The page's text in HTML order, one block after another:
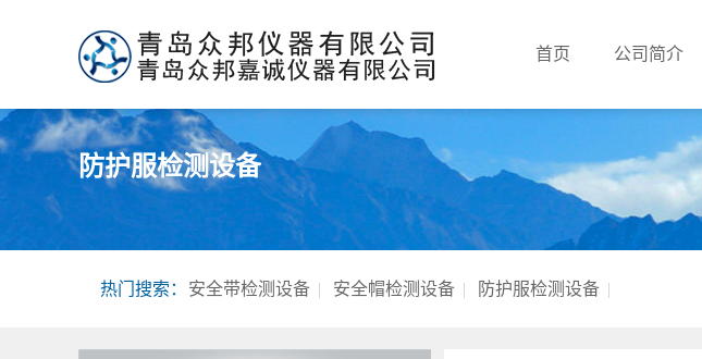
首页 公司简介
防护服检测设备
热门搜索： 安全带检测设备 | 安全帽检测设备 | 防护服检测设备 |